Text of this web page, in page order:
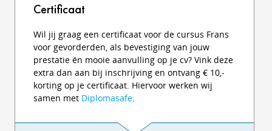
Certificaat
Wil jij graag een certificaat voor de cursus Frans
voor gevorderden, als bevestiging van jouw
prestatie én mooie aanvulling op je cv? Vink deze
extra dan aan bij inschrijving en ontvang € 10,-
korting op je certificaat. Hiervoor werken wij
samen met Diplomasafe.